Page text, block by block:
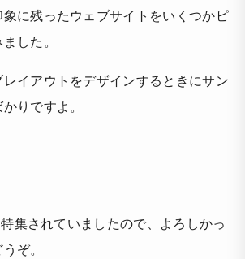
に残ったウェブサイトをいくつかピ
した。
イアウトをデザインするときにサン
りですよ。
集されていましたので、よろしかっ
ぞ。